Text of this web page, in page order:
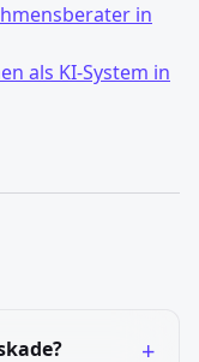
in
als KI-System in
+